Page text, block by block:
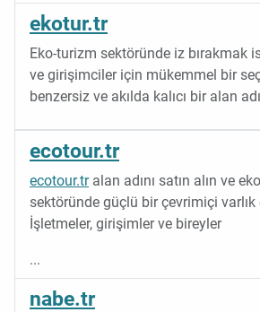
ekotur.tr
Eko-turizm sektöründe iz bırakmak
ve girişimciler için mükemmel bir
benzersiz ve akılda kalıcı bir alan
ecotour.tr
ecotour.tralan adını satın alın ve
sektöründe güçlü bir çevrimiçi
İşletmeler, girişimler ve bireyler
...
nabe.tr